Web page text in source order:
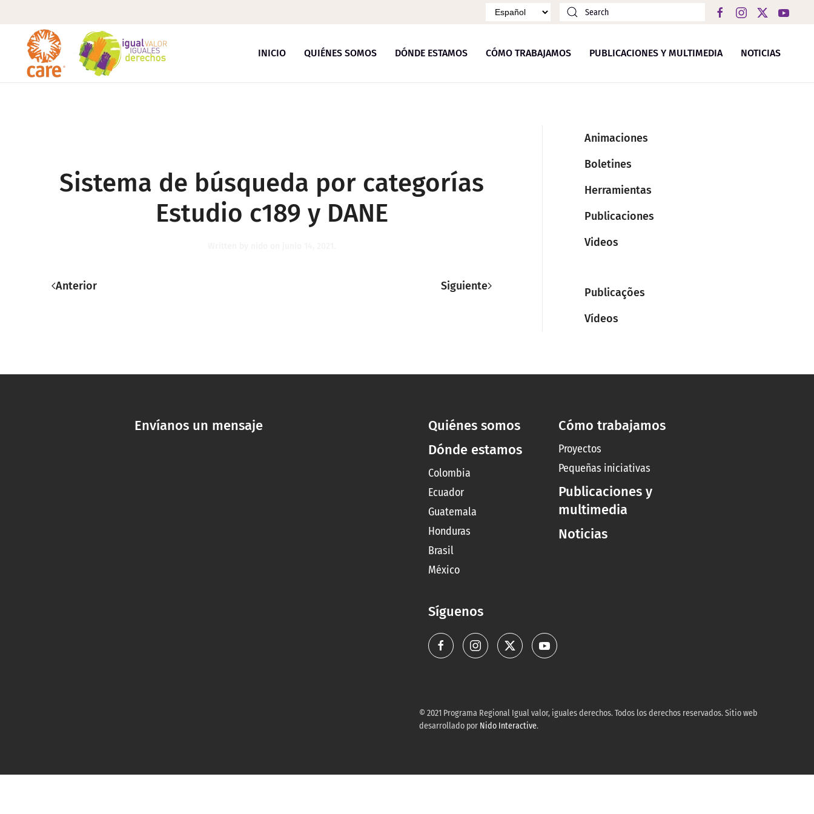
Skip to main content
Idioma
INICIO QUIÉNES SOMOS DÓNDE ESTAMOS CÓMO TRABAJAMOS PUBLICACIONES Y MULTIMEDIA NOTICIAS
Sistema de búsqueda por categorías
Estudio c189 y DANE
Anterior Siguiente
Animaciones
Boletines
Herramientas
Publicaciones
Videos
Publicações
Vídeos
Envíanos un mensaje
Quiénes somos
Dónde estamos
Colombia
Ecuador
Guatemala
Honduras
Brasil
México
Cómo trabajamos
Proyectos
Pequeñas iniciativas
Publicaciones y
multimedia
Noticias
Síguenos
© 2021 Programa Regional Igual valor, iguales derechos. Todos los derechos reservados. Sitio web
desarrollado por Nido Interactive.